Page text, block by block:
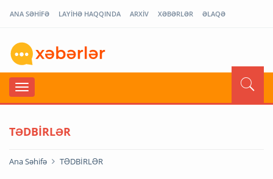
ANA SƏHİFƏ LAYİHƏ HAQQINDA ARXİV XƏBƏRLƏR ƏLAQƏ
TƏDBİRLƏR
Ana Səhifə TƏDBİRLƏR